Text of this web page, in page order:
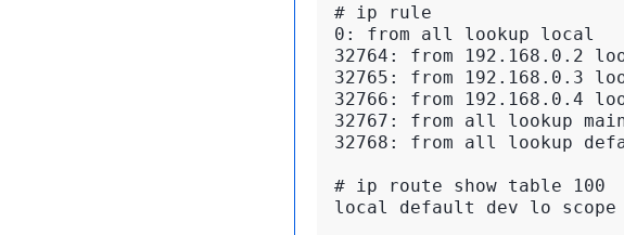
# ip rule
0: from all lookup local
32764: from 192.168.0.2
32765: from 192.168.0.3
32766: from 192.168.0.4
32767: from all lookup
32768: from all lookup
# ip route show table 100